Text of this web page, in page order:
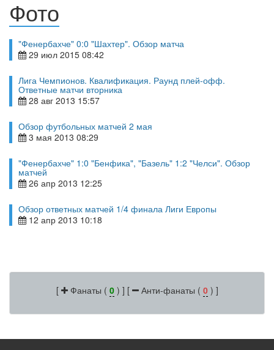
Фото
"Фенербахче" 0:0 "Шахтер". Обзор матча
29 июл 2015 08:42
Лига Чемпионов. Квалификация. Раунд плей-офф.
Ответные матчи вторника
28 авг 2013 15:57
Обзор футбольных матчей 2 мая
3 мая 2013 08:29
"Фенербахче" 1:0 "Бенфика", "Базель" 1:2 "Челси". Обзор
матчей
26 апр 2013 12:25
Обзор ответных матчей 1/4 финала Лиги Европы
12 апр 2013 10:18
[ Фанаты ( 0) ] [ Анти-фанаты ( 0) ]